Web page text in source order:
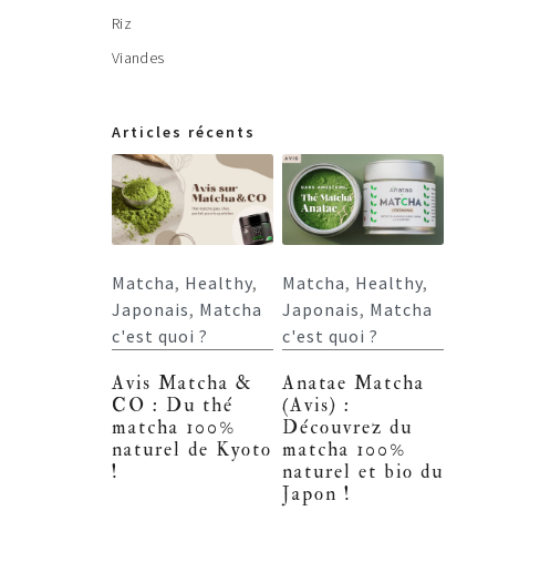
Riz
Viandes
Articles récents
Matcha, Healthy,
Japonais, Matcha
c'est quoi ?
Avis Matcha &
CO : Du thé
matcha 100%
naturel de Kyoto
!
Matcha, Healthy,
Japonais, Matcha
c'est quoi ?
Anatae Matcha
(Avis) :
Découvrez du
matcha 100%
naturel et bio du
Japon !